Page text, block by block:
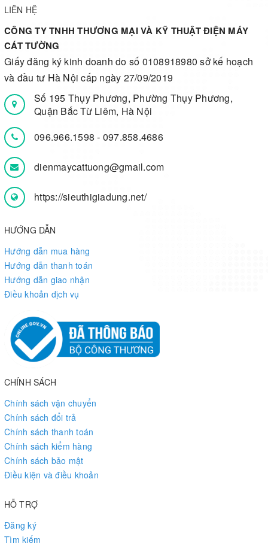
LIÊN HỆ
CÔNG TY TNHH THƯƠNG MẠI VÀ KỸ THUẬT ĐIỆN MÁY
CÁT TƯỜNG
Giấy đăng ký kinh doanh do số 0108918980 sở kế hoạch
và đầu tư Hà Nội cấp ngày 27/09/2019
Số 195 Thụy Phương, Phường Thụy Phương,
Quận Bắc Từ Liêm, Hà Nội
096.966.1598- 097.858.4686
dienmaycattuong@gmail.com
https://sieuthigiadung.net/
HƯỚNG DẪN
Hướng dẫn mua hàng
Hướng dẫn thanh toán
Hướng dẫn giao nhận
Điều khoản dịch vụ
CHÍNH SÁCH
Chính sách vận chuyển
Chính sách đổi trả
Chính sách thanh toán
Chính sách kiểm hàng
Chính sách bảo mật
Điều kiện và điều khoản
HỖ TRỢ
Đăng ký
Tìm kiếm